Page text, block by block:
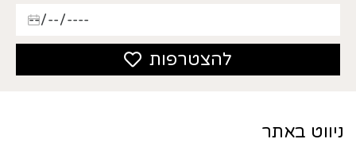
להצטרפות
ניווט באתר